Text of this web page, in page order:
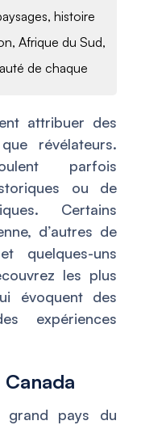
histoire
Afrique du Sud,
de chaque
attribuer des
révélateurs.
parfois
ou de
Certains
d’autres de
quelques-uns
les plus
évoquent des
expériences
grand pays du